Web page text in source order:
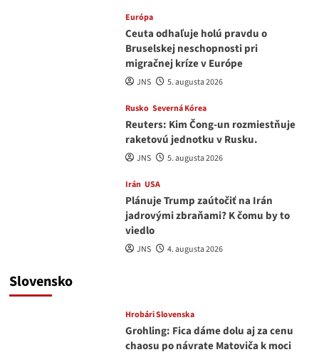
Európa
Ceuta odhaľuje holú pravdu o
Bruselskej neschopnosti pri
migračnej kríze v Európe
JNS 5. augusta 2026
Rusko Severná Kórea
Reuters: Kim Čong-un rozmiestňuje
raketovú jednotku v Rusku.
JNS 5. augusta 2026
Irán USA
Plánuje Trump zaútočiť na Irán
jadrovými zbraňami? K čomu by to
viedlo
JNS 4. augusta 2026
Slovensko
Hrobári Slovenska
Grohling: Fica dáme dolu aj za cenu
chaosu po návrate Matoviča k moci